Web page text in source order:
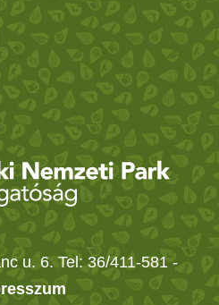
u. 6. Tel: 36/411-581 -